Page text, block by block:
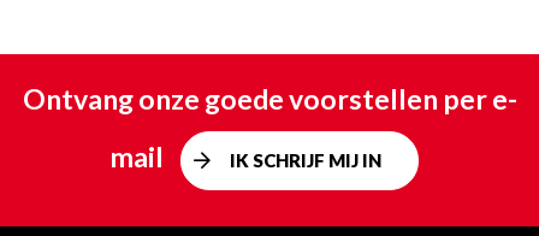
Ontvang onze goede voorstellen per e-
mail
IK SCHRIJF MIJ IN